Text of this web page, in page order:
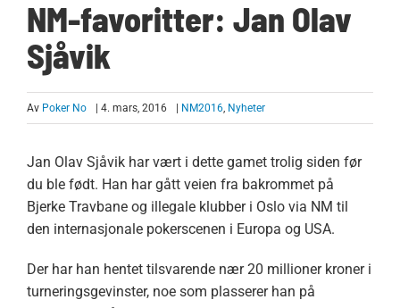
NM-favoritter: Jan Olav
Sjåvik
Av Poker No | 4. mars, 2016 | NM2016, Nyheter
Jan Olav Sjåvik har vært i dette gamet trolig siden før
du ble født. Han har gått veien fra bakrommet på
Bjerke Travbane og illegale klubber i Oslo via NM til
den internasjonale pokerscenen i Europa og USA.
Der har han hentet tilsvarende nær 20 millioner kroner i
turneringsgevinster, noe som plasserer han på